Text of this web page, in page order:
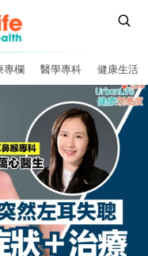
專欄 醫學專科 健康生活